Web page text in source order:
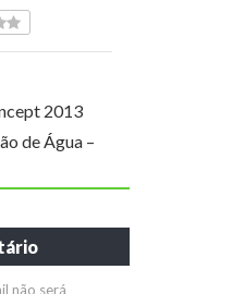
2013
de Água –
não será